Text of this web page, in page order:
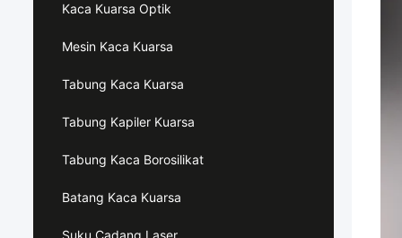
Kaca Kuarsa Optik
Mesin Kaca Kuarsa
Tabung Kaca Kuarsa
Tabung Kapiler Kuarsa
Tabung Kaca Borosilikat
Batang Kaca Kuarsa
Suku Cadang Laser